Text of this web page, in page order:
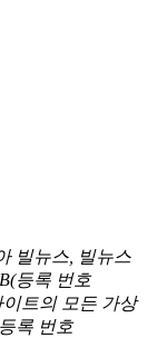
빌뉴스, 빌뉴스
등록 번호
이트의 모든 가상
록 번호